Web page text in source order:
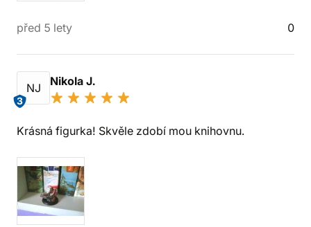
před 5 lety 0
NJ
3
Nikola J.
Krásná figurka! Skvěle zdobí mou knihovnu.